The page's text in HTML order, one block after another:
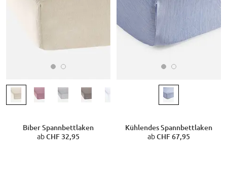
Biber Spannbettlaken
abCHF 32,95
Kühlendes Spannbettlaken
abCHF 67,95